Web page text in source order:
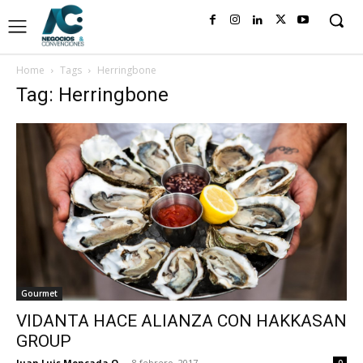
Home Tags Herringbone
Tag: Herringbone
Gourmet
VIDANTA HACE ALIANZA CON HAKKASAN
GROUP